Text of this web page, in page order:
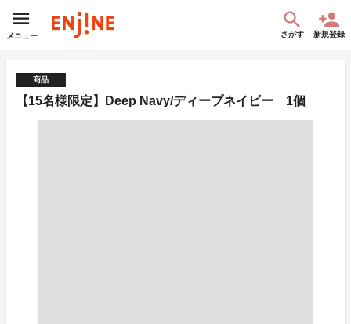
メニュー さがす 新規登録
商品
【15名様限定】Deep Navy/ディープネイビー 1個